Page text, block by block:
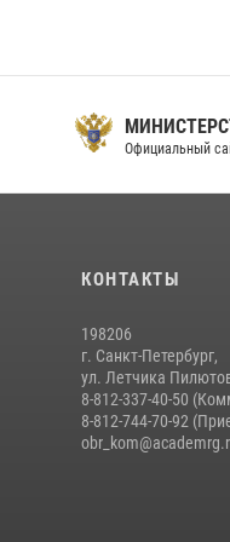
Официальный
КОНТАКТЫ
198206
г. Санкт-Петербург,
ул. Летчика
8-812-337-40-50
8-812-744-70-92